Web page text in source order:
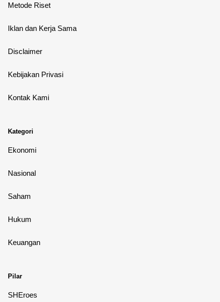
Metode Riset
Iklan dan Kerja Sama
Disclaimer
Kebijakan Privasi
Kontak Kami
Kategori
Ekonomi
Nasional
Saham
Hukum
Keuangan
Pilar
SHEroes